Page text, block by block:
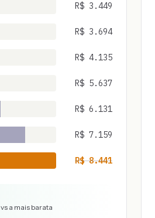
R$ 3.449
R$ 3.694
R$ 4.135
R$ 5.637
R$ 6.131
R$ 7.159
R$8.441
a mais barata